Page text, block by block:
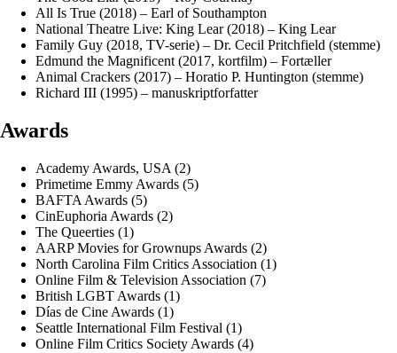
All Is True (2018) – Earl of Southampton
National Theatre Live: King Lear (2018) – King Lear
Family Guy (2018, TV-serie) – Dr. Cecil Pritchfield (stemme)
Edmund the Magnificent (2017, kortfilm) – Fortæller
Animal Crackers (2017) – Horatio P. Huntington (stemme)
Richard III (1995) – manuskriptforfatter
Awards
Academy Awards, USA (2)
Primetime Emmy Awards (5)
BAFTA Awards (5)
CinEuphoria Awards (2)
The Queerties (1)
AARP Movies for Grownups Awards (2)
North Carolina Film Critics Association (1)
Online Film & Television Association (7)
British LGBT Awards (1)
Días de Cine Awards (1)
Seattle International Film Festival (1)
Online Film Critics Society Awards (4)